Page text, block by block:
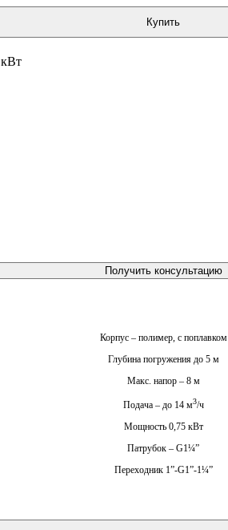
Купить
Получить консультацию
Корпус – полимер, с поплавком
Глубина погружения до 5 м
Макс. напор – 8 м
Подача – до 14 м3/ч
Мощность 0,75 кВт
Патрубок – G1¼”
Переходник 1”-G1”-1¼”